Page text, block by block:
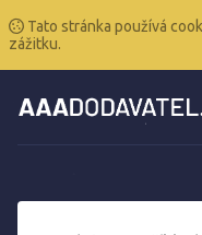
Tato stránka používá
zážitku.